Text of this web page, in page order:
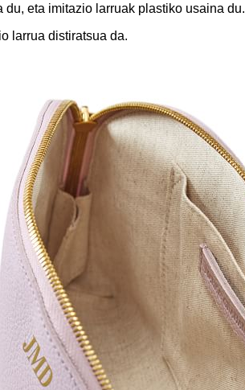
eta imitazio larruak plastiko usaina du.
larrua distiratsua da.